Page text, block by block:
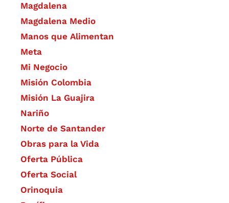
Magdalena
Magdalena Medio
Manos que Alimentan
Meta
Mi Negocio
Misión Colombia
Misión La Guajira
Nariño
Norte de Santander
Obras para la Vida
Oferta Pública
Oferta Social​​
Orinoquia